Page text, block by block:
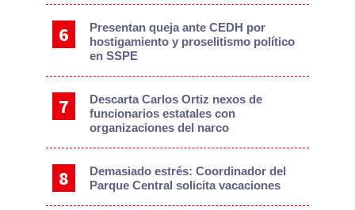
Presentan queja ante CEDH por
hostigamiento y proselitismo político
en SSPE
Descarta Carlos Ortiz nexos de
funcionarios estatales con
organizaciones del narco
Demasiado estrés: Coordinador del
Parque Central solicita vacaciones